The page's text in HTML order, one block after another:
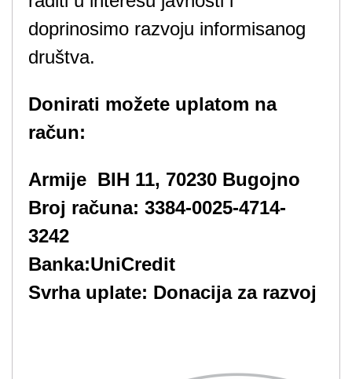
doprinosimo razvoju informisanog
društva.
Donirati možete uplatom na
račun:
Armije BIH 11, 70230 Bugojno
Broj računa: 3384-0025-4714-
3242
Banka:UniCredit
Svrha uplate: Donacija za razvoj